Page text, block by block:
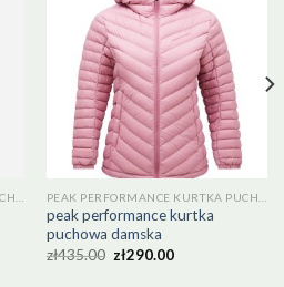
peak performance kurtka
puchowa damska
zł435.00 zł290.00